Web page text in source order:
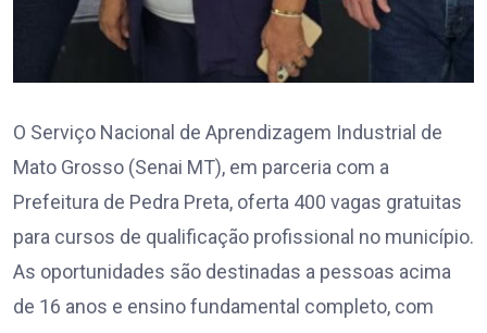
O Serviço Nacional de Aprendizagem Industrial de
Mato Grosso (Senai MT), em parceria com a
Prefeitura de Pedra Preta, oferta 400 vagas gratuitas
para cursos de qualificação profissional no município.
As oportunidades são destinadas a pessoas acima
de 16 anos e ensino fundamental completo, com